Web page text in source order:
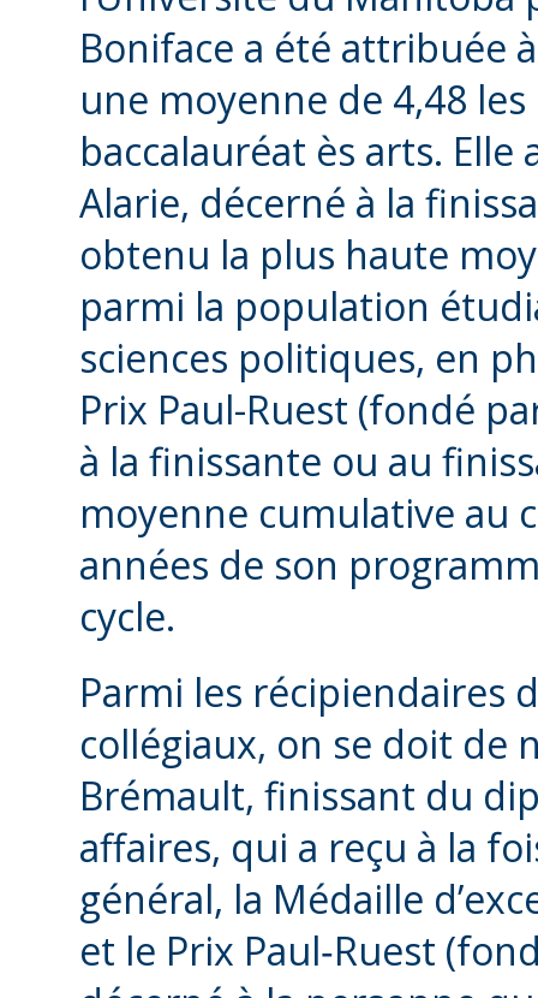
Boniface a été attribuée
une moyenne de 4,48
baccalauréat ès arts.
Alarie, décerné à la
obtenu la plus haute
parmi la population
sciences politiques, en
Prix Paul-Ruest (fondé
à la finissante ou au
moyenne cumulative au
années de son
cycle.
Parmi les récipiendaires
collégiaux, on se doit de
Brémault, finissant du
affaires, qui a reçu à la
général, la Médaille
et le Prix Paul‑Ruest